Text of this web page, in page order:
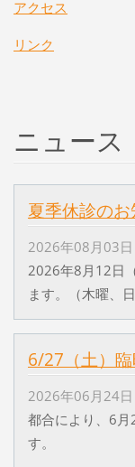
アクセス
リンク
ニュース
夏季休診の
2026年08月03
2026年8月12日
ます。（木曜、
6/27（土）
2026年06月24
都合により、6月
す。